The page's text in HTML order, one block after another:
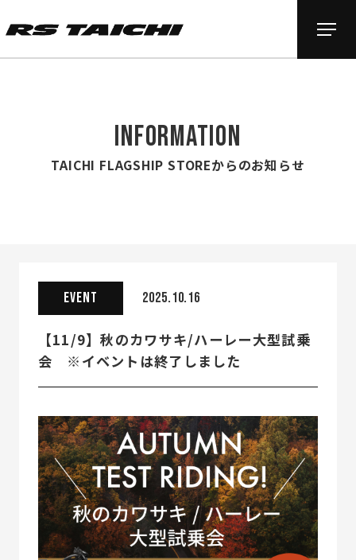
INFORMATION
TAICHI FLAGSHIP STOREからのお知らせ
EVENT 2025.10.16
【11/9】秋のカワサキ/ハーレー大型試乗
会 ※イベントは終了しました